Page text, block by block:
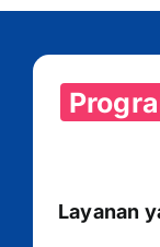
Layanan